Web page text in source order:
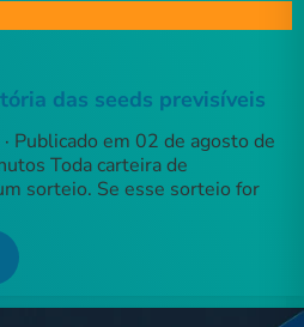
das seeds previsíveis
Publicado em 02 de agosto de
Toda carteira de
sorteio. Se esse sorteio for